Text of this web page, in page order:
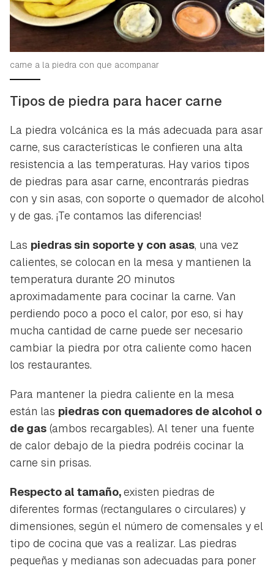
carne a la piedra con que acompanar
Tipos de piedra para hacer carne
La piedra volcánica es la más adecuada para asar
carne, sus características le confieren una alta
resistencia a las temperaturas. Hay varios tipos
de piedras para asar carne, encontrarás piedras
con y sin asas, con soporte o quemador de alcohol
y de gas. ¡Te contamos las diferencias!
Las piedras sin soporte y con asas, una vez
calientes, se colocan en la mesa y mantienen la
temperatura durante 20 minutos
aproximadamente para cocinar la carne. Van
perdiendo poco a poco el calor, por eso, si hay
mucha cantidad de carne puede ser necesario
cambiar la piedra por otra caliente como hacen
los restaurantes.
Para mantener la piedra caliente en la mesa
están las piedras con quemadores de alcohol o
de gas (ambos recargables). Al tener una fuente
de calor debajo de la piedra podréis cocinar la
carne sin prisas.
Respecto al tamaño,existen piedras de
diferentes formas (rectangulares o circulares) y
dimensiones, según el número de comensales y el
tipo de cocina que vas a realizar. Las piedras
pequeñas y medianas son adecuadas para poner